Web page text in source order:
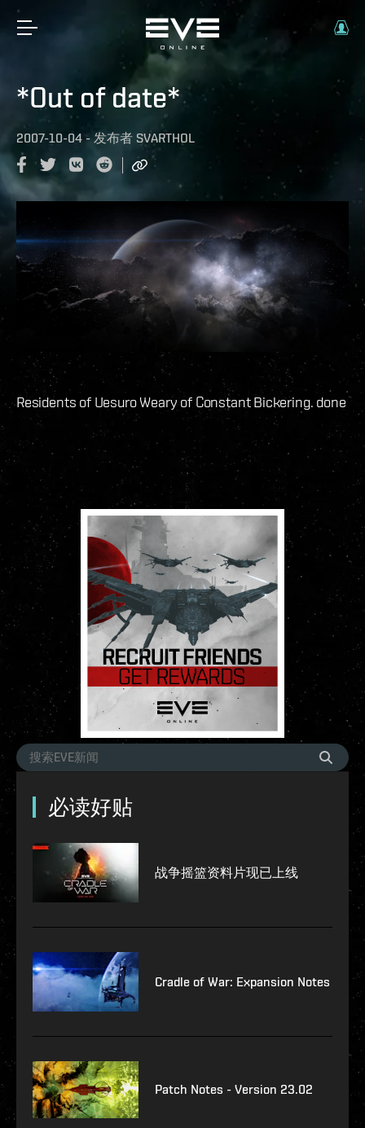
*Out of date*
2007-10-04 - 发布者 SVARTHOL
Residents of Uesuro Weary of Constant Bickering. done
必读好贴
战争摇篮资料片现已上线
Cradle of War: Expansion Notes
Patch Notes - Version 23.02